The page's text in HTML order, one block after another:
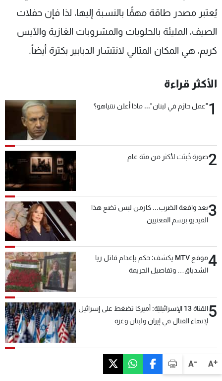
A+
A-
يُعتبر مصدر طاقة مهمًّا بالنسبة إليها، لذا فإن حفلات
الصيف، المليئة بالحلويات والمشروبات الغازية والآيس
كريم، هي المكان المثالي لانتشار الدبابير بكثرة أيضاً.
الأكثر قراءة
1"عمل حازم في لبنان"... ماذا أعلن نتنياهو؟
2صورة خُبئت لأكثر من مئة عام
3بعد واقعة الضرب... كارمن لبس تضع هذا
الفيديو برسم المعنيين
4
موقع MTV يكشف: حكم بإعدام قاتل ريا
الشدياق… وتفاصيل الجريمة
5
القناة 13 الإسرائيليّة: أميركا تضغط على إسرائيل
لإنهاء القتال في إيران ولبنان وغزة